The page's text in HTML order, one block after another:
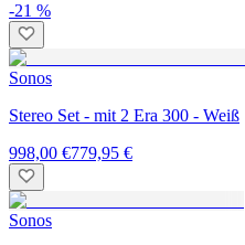
-21 %
Sonos
Stereo Set - mit 2 Era 300 - Weiß
998,00 €779,95 €
Sonos